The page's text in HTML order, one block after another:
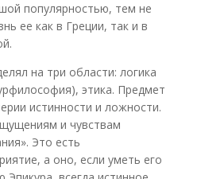
популярностью, тем не
ее как в Греции, так и в
на три области: логика
этика. Предмет
истинности и ложности.
и чувствам
Это есть
а оно, если уметь его